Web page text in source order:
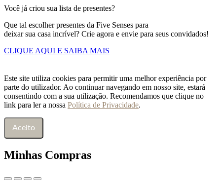
Você já criou sua lista de presentes?
Que tal escolher presentes da Five Senses para
deixar sua casa incrível? Crie agora e envie para seus convidados!
CLIQUE AQUI E SAIBA MAIS
Este site utiliza cookies para permitir uma melhor experiência por
parte do utilizador. Ao continuar navegando em nosso site, estará
consentindo com a sua utilização. Recomendamos que clique no
link para ler a nossa Política de Privacidade.
Aceito
Minhas Compras